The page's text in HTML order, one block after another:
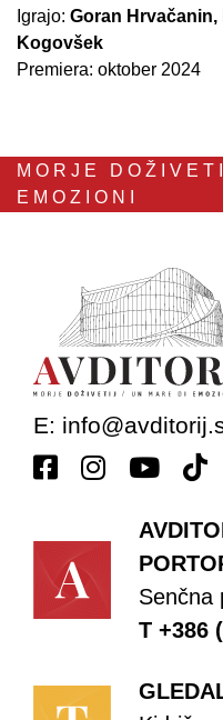
Igrajo: Goran
Kogovšek
Premiera: oktober 2024
MORJE
EMOZIONI
E:
Senčna
T +386